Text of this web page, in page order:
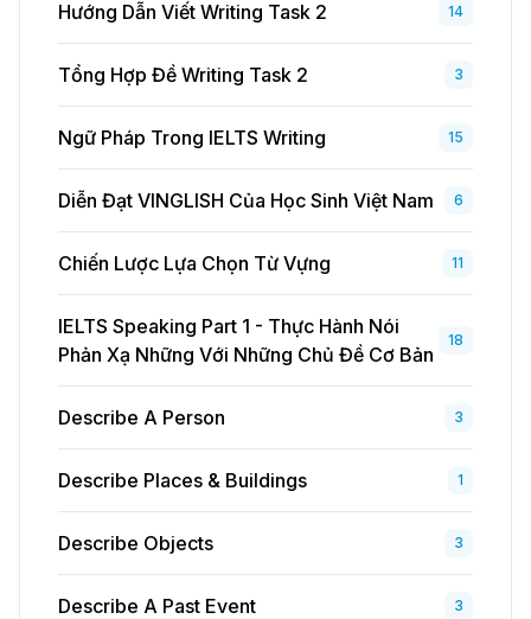
Hướng Dẫn Viết Writing Task 2 14
Tổng Hợp Đề Writing Task 2 3
Ngữ Pháp Trong IELTS Writing 15
Diễn Đạt VINGLISH Của Học Sinh Việt Nam 6
Chiến Lược Lựa Chọn Từ Vựng 11
IELTS Speaking Part 1 - Thực Hành Nói
Phản Xạ Những Với Những Chủ Đề Cơ Bản
18
Describe A Person 3
Describe Places & Buildings 1
Describe Objects 3
Describe A Past Event 3